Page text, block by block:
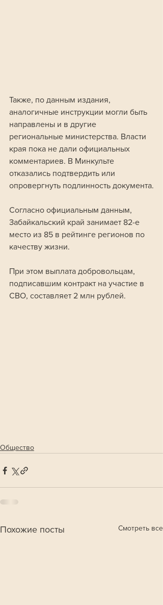
Также, по данным издания,
аналогичные инструкции могли быть
направлены и в другие
региональные министерства. Власти
края пока не дали официальных
комментариев. В Минкульте
отказались подтвердить или
опровергнуть подлинность документа.
Согласно официальным данным,
Забайкальский край занимает 82-е
место из 85 в рейтинге регионов по
качеству жизни.
При этом выплата добровольцам,
подписавшим контракт на участие в
СВО, составляет 2 млн рублей.
Общество
Похожие посты Смотреть все